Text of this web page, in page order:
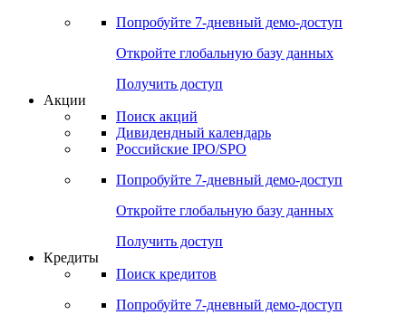
Попробуйте 7-дневный демо-доступ
Откройте глобальную базу данных
Получить доступ
Акции
Поиск акций
Дивидендный календарь
Российские IPO/SPO
Попробуйте 7-дневный демо-доступ
Откройте глобальную базу данных
Получить доступ
Кредиты
Поиск кредитов
Попробуйте 7-дневный демо-доступ